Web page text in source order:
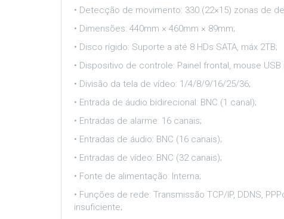
• Detecção de movimento: 330 (22×15) zonas de
• Dimensões: 440mm × 460mm × 89mm;
• Disco rígido: Suporte a até 8 HDs SATA, máx 2TB;
• Dispositivo de controle: Painel frontal, mouse
• Divisão da tela de vídeo: 1/4/8/9/16/25/36;
• Entrada de áudio bidirecional: BNC (1 canal);
• Entradas de alarme: 16 canais;
• Entradas de áudio: BNC (16 canais);
• Entradas de vídeo: BNC (32 canais);
• Fonte de alimentação: Interna;
• Funções de rede: Transmissão TCP/IP, DDNS,
insuficiente;